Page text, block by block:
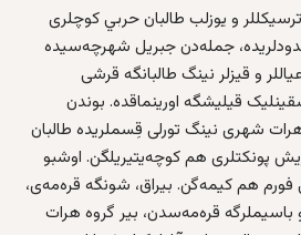
و یوزلب طالبان حربي کوچلری
جمله‌دن جبریل شهرچه‌سیده
و قیزلر نینگ طالبانگه قرشی
قیلیشگه اورینماقده. بوندن
شهری نینگ تورلی قِسملریده طالبان
پونکتلری هم کوچه‌یتیریلگن. اوشبو
فورم هم کيمه‌گن. بیراق، شونگه قره‌مه‌ی،
قره‌مه‌سدن، بیر گروه هرات